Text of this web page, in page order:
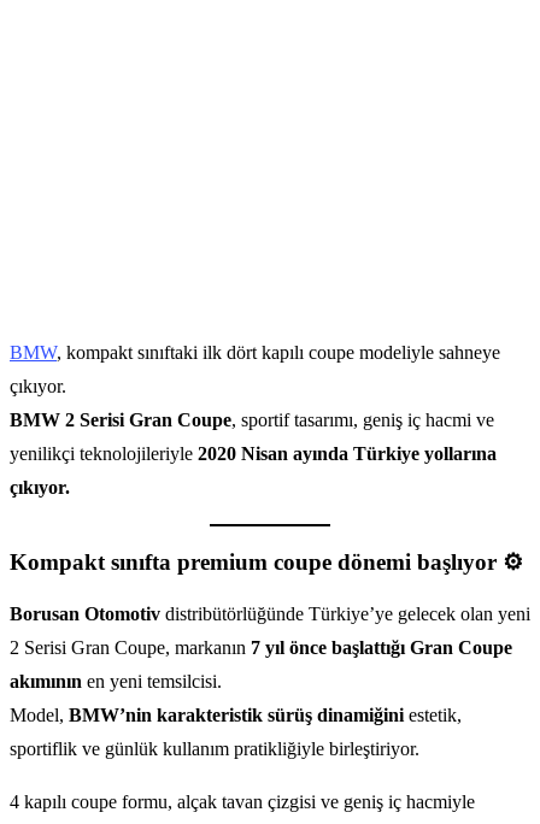
BMW, kompakt sınıftaki ilk dört kapılı coupe modeliyle sahneye
çıkıyor.
BMW 2 Serisi Gran Coupe, sportif tasarımı, geniş iç hacmi ve
yenilikçi teknolojileriyle 2020 Nisan ayında Türkiye yollarına
çıkıyor.
Kompakt sınıfta premium coupe dönemi başlıyor ⚙️
Borusan Otomotiv distribütörlüğünde Türkiye’ye gelecek olan yeni
2 Serisi Gran Coupe, markanın 7 yıl önce başlattığı Gran Coupe
akımının en yeni temsilcisi.
Model, BMW’nin karakteristik sürüş dinamiğini estetik,
sportiflik ve günlük kullanım pratikliğiyle birleştiriyor.
4 kapılı coupe formu, alçak tavan çizgisi ve geniş iç hacmiyle